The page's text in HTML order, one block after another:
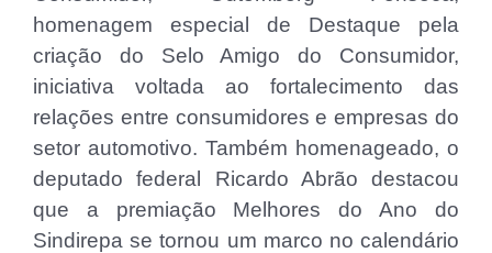
homenagem especial de Destaque pela
criação do Selo Amigo do Consumidor,
iniciativa voltada ao fortalecimento das
relações entre consumidores e empresas do
setor automotivo. Também homenageado, o
deputado federal Ricardo Abrão destacou
que a premiação Melhores do Ano do
Sindirepa se tornou um marco no calendário